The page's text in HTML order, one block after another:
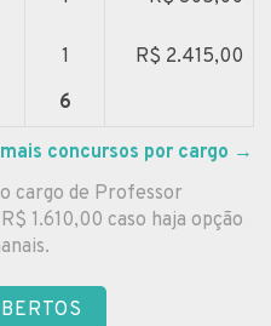
1
R$ 2.415,00
6
concursos por cargo →
cargo de Professor
1.610,00 caso haja opção